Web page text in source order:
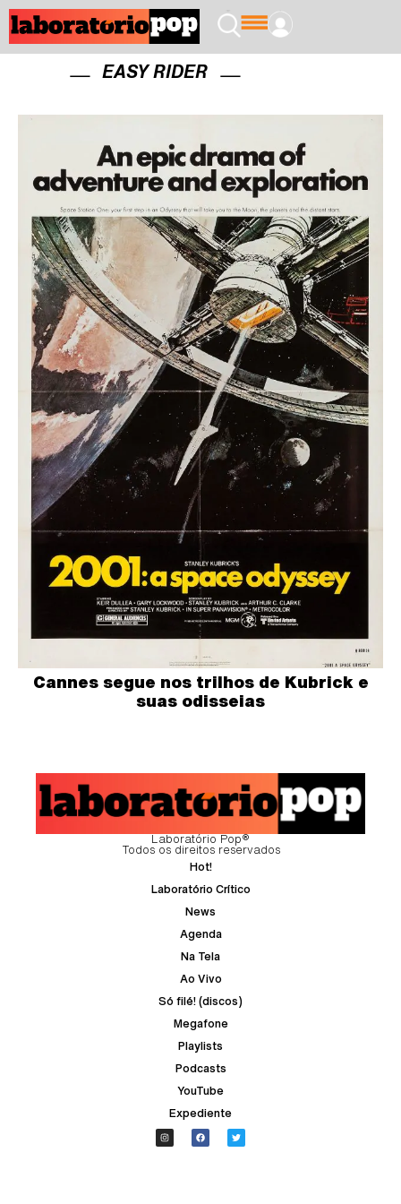
EASY RIDER
Cannes segue nos trilhos de Kubrick e
suas odisseias
Laboratório Pop®
Todos os direitos reservados
Hot!
Laboratório Crítico
News
Agenda
Na Tela
Ao Vivo
Só filé! (discos)
Megafone
Playlists
Podcasts
YouTube
Expediente